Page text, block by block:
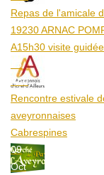
Repas de l'amicale
19230 ARNAC
A15h30 visite
25
Aoû
Rencontre estivale
aveyronnaises
Cabrespines
09
Oct